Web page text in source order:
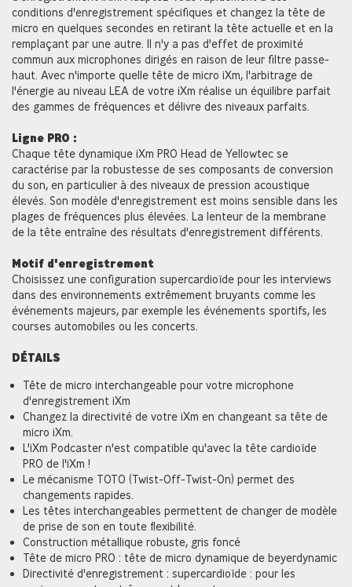
conditions d'enregistrement spécifiques et changez la tête de
micro en quelques secondes en retirant la tête actuelle et en la
remplaçant par une autre. Il n'y a pas d'effet de proximité
commun aux microphones dirigés en raison de leur filtre passe-
haut. Avec n'importe quelle tête de micro iXm, l'arbitrage de
l'énergie au niveau LEA de votre iXm réalise un équilibre parfait
des gammes de fréquences et délivre des niveaux parfaits.
Ligne PRO :
Chaque tête dynamique iXm PRO Head de Yellowtec se
caractérise par la robustesse de ses composants de conversion
du son, en particulier à des niveaux de pression acoustique
élevés. Son modèle d'enregistrement est moins sensible dans les
plages de fréquences plus élevées. La lenteur de la membrane
de la tête entraîne des résultats d'enregistrement différents.
Motif d'enregistrement
Choisissez une configuration supercardioïde pour les interviews
dans des environnements extrêmement bruyants comme les
événements majeurs, par exemple les événements sportifs, les
courses automobiles ou les concerts.
DÉTAILS
Tête de micro interchangeable pour votre microphone
d'enregistrement iXm
Changez la directivité de votre iXm en changeant sa tête de
micro iXm.
L'iXm Podcaster n'est compatible qu'avec la tête cardioïde
PRO de l'iXm !
Le mécanisme TOTO (Twist-Off-Twist-On) permet des
changements rapides.
Les têtes interchangeables permettent de changer de modèle
de prise de son en toute flexibilité.
Construction métallique robuste, gris foncé
Tête de micro PRO : tête de micro dynamique de beyerdynamic
Directivité d'enregistrement : supercardioïde : pour les